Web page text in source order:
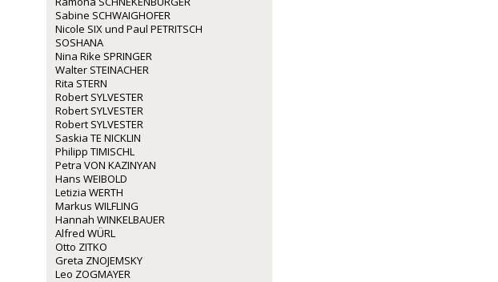
Sabine SCHWAIGHOFER
Nicole SIX und Paul PETRITSCH
SOSHANA
Nina Rike SPRINGER
Walter STEINACHER
Rita STERN
Robert SYLVESTER
Robert SYLVESTER
Robert SYLVESTER
Saskia TE NICKLIN
Philipp TIMISCHL
Petra VON KAZINYAN
Hans WEIBOLD
Letizia WERTH
Markus WILFLING
Hannah WINKELBAUER
Alfred WÜRL
Otto ZITKO
Greta ZNOJEMSKY
Leo ZOGMAYER